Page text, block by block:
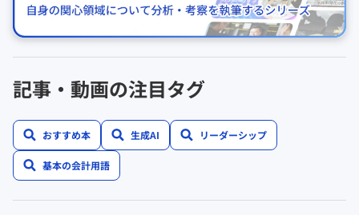
記事・動画の注目タグ
おすすめ本 生成AI リーダーシップ
基本の会計用語